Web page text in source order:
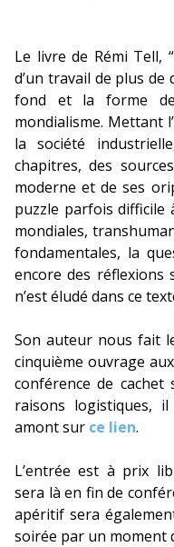
Le livre de Rémi Tell,
d’un travail de plus
fond et la forme
mondialisme. Mettant
la société
chapitres, des
moderne et de ses
puzzle parfois difficile
mondiales,
fondamentales, la
encore des réflexions
n’est éludé dans ce
Son auteur nous fait
cinquième ouvrage
conférence de cachet
raisons logistiques,
amont sur ce lien.
L’entrée est à prix
sera là en fin de
apéritif sera
soirée par un moment